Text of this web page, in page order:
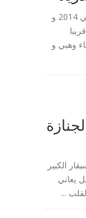
موجة من السعادة اثارتها صور شريهان في 2014 و
رمضان 2014 ، هيفاء وهبي و
الكبير
يعاني
...